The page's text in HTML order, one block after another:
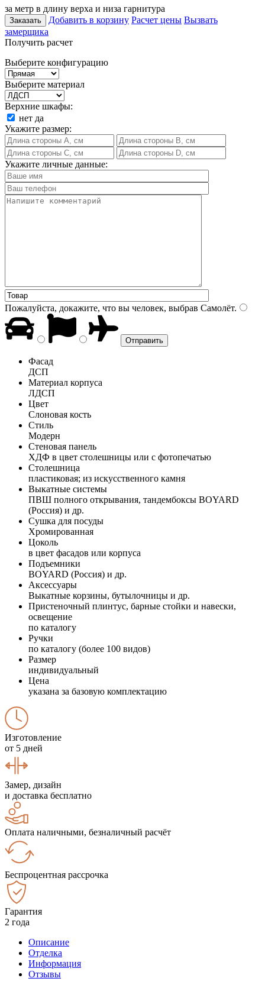
за метр в длину верха и низа гарнитура
Заказать Добавить в корзину Расчет цены Вызвать
замерщика
Получить расчет
Выберите конфигурацию
Выберите материал
Верхние шкафы:
нет да
Укажите размер:
Укажите личные данные:
Пожалуйста, докажите, что вы человек, выбрав Самолёт.
Фасад
ДСП
Материал корпуса
ЛДСП
Цвет
Слоновая кость
Стиль
Модерн
Стеновая панель
ХДФ в цвет столешницы или с фотопечатью
Столешница
пластиковая; из искусственного камня
Выкатные системы
ПВШ полного открывания, тандембоксы BOYARD
(Россия) и др.
Сушка для посуды
Хромированная
Цоколь
в цвет фасадов или корпуса
Подъемники
BOYARD (Россия) и др.
Аксессуары
Выкатные корзины, бутылочницы и др.
Пристеночный плинтус, барные стойки и навески,
освещение
по каталогу
Ручки
по каталогу (более 100 видов)
Размер
индивидуальный
Цена
указана за базовую комплектацию
Изготовление
от 5 дней
Замер, дизайн
и доставка бесплатно
Оплата наличными, безналичный расчёт
Беспроцентная рассрочка
Гарантия
2 года
Описание
Отделка
Информация
Отзывы